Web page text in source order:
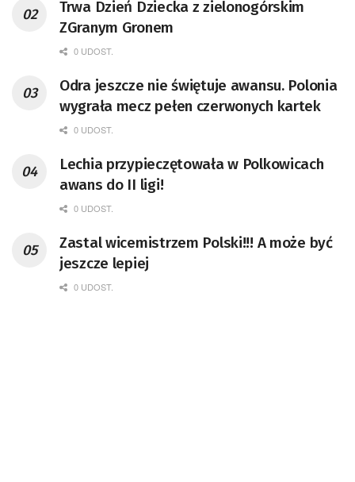
Trwa Dzień Dziecka z zielonogórskim
ZGranym Gronem
0 UDOST.
Odra jeszcze nie świętuje awansu. Polonia
wygrała mecz pełen czerwonych kartek
0 UDOST.
Lechia przypieczętowała w Polkowicach
awans do II ligi!
0 UDOST.
Zastal wicemistrzem Polski!!! A może być
jeszcze lepiej
0 UDOST.